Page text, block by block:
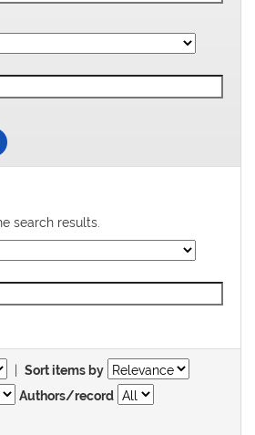
search results.
| Sort items by
Authors/record